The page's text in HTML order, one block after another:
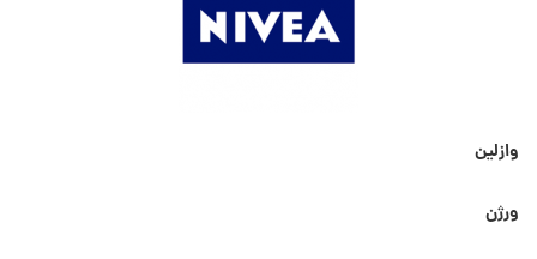
وازلین
ورژن